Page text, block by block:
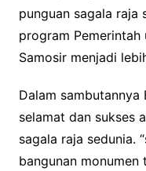
punguan sagala raja
program Pemerintah
Samosir menjadi
Dalam sambutannya
selamat dan sukses
sagala raja sedunia.
bangunan monumen